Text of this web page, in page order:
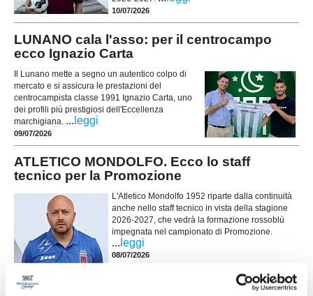
10/07/2026
LUNANO cala l'asso: per il centrocampo
ecco Ignazio Carta
Il Lunano mette a segno un autentico colpo di
mercato e si assicura le prestazioni del
centrocampista classe 1991 Ignazio Carta, uno
dei profili più prestigiosi dell'Eccellenza
marchigiana. ... leggi
09/07/2026
ATLETICO MONDOLFO. Ecco lo staff
tecnico per la Promozione
L'Atletico Mondolfo 1952 riparte dalla continuità
anche nello staff tecnico in vista della stagione
2026-2027, che vedrà la formazione rossoblù
impegnata nel campionato di Promozione.
... leggi
08/07/2026
URBANIA. In attacco ecco l'under Niccolò